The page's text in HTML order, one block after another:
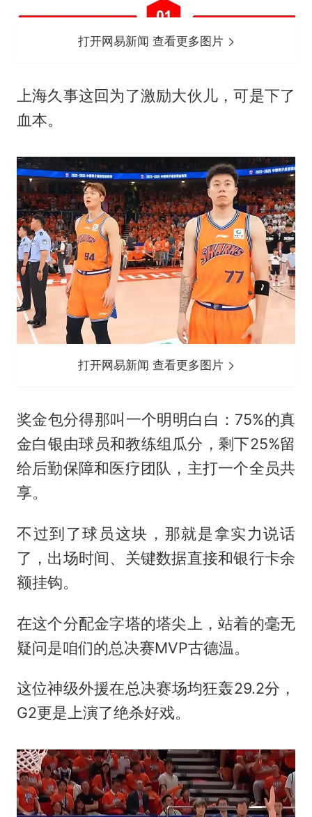
打开网易新闻 查看更多图片
上海久事这回为了激励大伙儿，可是下了
血本。
打开网易新闻 查看更多图片
奖金包分得那叫一个明明白白：75%的真
金白银由球员和教练组瓜分，剩下25%留
给后勤保障和医疗团队，主打一个全员共
享。
不过到了球员这块，那就是拿实力说话
了，出场时间、关键数据直接和银行卡余
额挂钩。
在这个分配金字塔的塔尖上，站着的毫无
疑问是咱们的总决赛MVP古德温。
这位神级外援在总决赛场均狂轰29.2分，
G2更是上演了绝杀好戏。